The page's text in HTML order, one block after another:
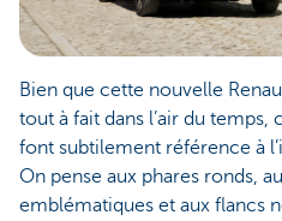
Bien que cette nouvelle
tout à fait dans l’air du temps,
font subtilement référence à
On pense aux phares ronds,
emblématiques et aux flancs